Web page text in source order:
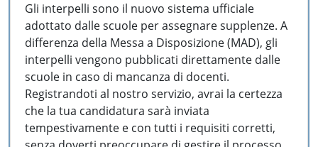
Gli interpelli sono il nuovo sistema ufficiale
adottato dalle scuole per assegnare supplenze. A
differenza della Messa a Disposizione (MAD), gli
interpelli vengono pubblicati direttamente dalle
scuole in caso di mancanza di docenti.
Registrandoti al nostro servizio, avrai la certezza
che la tua candidatura sarà inviata
tempestivamente e con tutti i requisiti corretti,